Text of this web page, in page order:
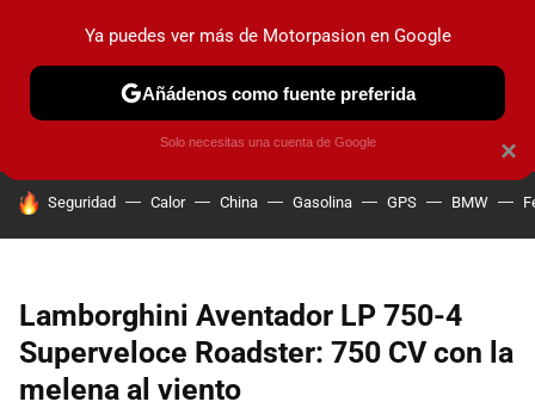
PRUEBAS COCHES ELÉCTRICOS OBSERVATORIO
HOY SE HABLA DE
Seguridad Calor China Gasolina GPS BMW
Lamborghini Aventador LP 750-4
Superveloce Roadster: 750 CV con la
melena al viento
×
Ya puedes ver más de Motorpasion en Google
Añádenos como fuente preferida
Solo necesitas una cuenta de Google